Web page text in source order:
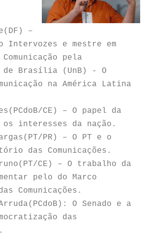
–
Intervozes e mestre em
pela
de Brasília (UnB) - O
na América Latina
CE) – O papel da
interesses da nação.
PR) – O PT e o
das Comunicações.
CE) – O trabalho da
pelo do Marco
Comunicações.
O Senado e a
das